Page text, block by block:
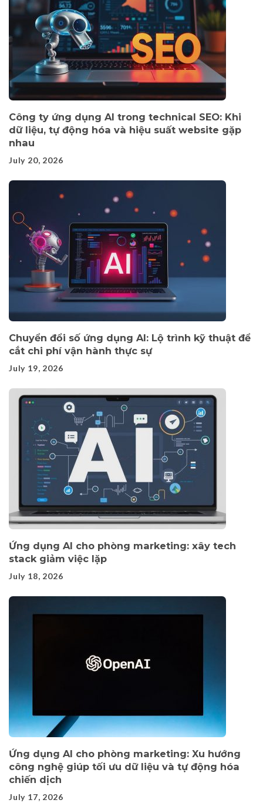
Công ty ứng dụng AI trong technical SEO: Khi
dữ liệu, tự động hóa và hiệu suất website gặp
nhau
July 20, 2026
Chuyển đổi số ứng dụng AI: Lộ trình kỹ thuật để
cắt chi phí vận hành thực sự
July 19, 2026
Ứng dụng AI cho phòng marketing: xây tech
stack giảm việc lặp
July 18, 2026
Ứng dụng AI cho phòng marketing: Xu hướng
công nghệ giúp tối ưu dữ liệu và tự động hóa
chiến dịch
July 17, 2026